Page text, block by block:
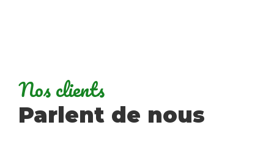
Nos clients
Parlent de nous